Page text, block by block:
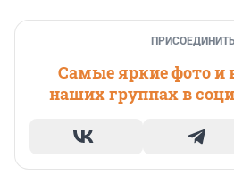
Самые яркие фото и
наших группах в